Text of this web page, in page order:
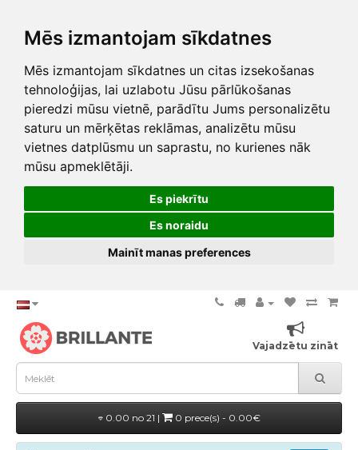
Mēs izmantojam sīkdatnes
Mēs izmantojam sīkdatnes un citas izsekošanas
tehnoloģijas, lai uzlabotu Jūsu pārlūkošanas
pieredzi mūsu vietnē, parādītu Jums personalizētu
saturu un mērķētas reklāmas, analizētu mūsu
vietnes datplūsmu un saprastu, no kurienes nāk
mūsu apmeklētāji.
Es piekrītu
Es noraidu
Mainīt manas preferences
Vajadzētu zināt
0.00 no 21 | 0 prece(s) - 0.00€